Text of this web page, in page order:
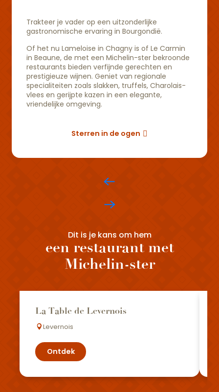
Trakteer je vader op een uitzonderlijke
gastronomische ervaring in Bourgondië.
Of het nu Lameloise in Chagny is of Le Carmin
in Beaune, de met een Michelin-ster bekroonde
restaurants bieden verfijnde gerechten en
prestigieuze wijnen. Geniet van regionale
specialiteiten zoals slakken, truffels, Charolais-
vlees en gerijpte kazen in een elegante,
vriendelijke omgeving.
Sterren in de ogen
Dit is je kans om hem
een restaurant met
Michelin-ster
La Table de Levernois
Levernois
Ontdek